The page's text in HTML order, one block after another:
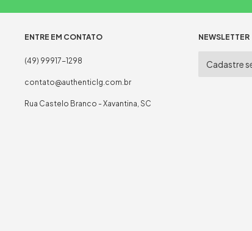
ENTRE EM CONTATO
(49) 99917-1298
contato@authenticlg.com.br
Rua Castelo Branco - Xavantina, SC
NEWSLETTER